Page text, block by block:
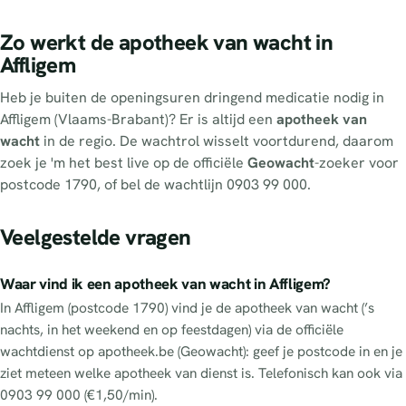
Zo werkt de apotheek van wacht in
Affligem
Heb je buiten de openingsuren dringend medicatie nodig in
Affligem (Vlaams-Brabant)? Er is altijd een apotheek van
wacht in de regio. De wachtrol wisselt voortdurend, daarom
zoek je 'm het best live op de officiële Geowacht-zoeker voor
postcode 1790, of bel de wachtlijn 0903 99 000.
Veelgestelde vragen
Waar vind ik een apotheek van wacht in Affligem?
In Affligem (postcode 1790) vind je de apotheek van wacht (’s
nachts, in het weekend en op feestdagen) via de officiële
wachtdienst op apotheek.be (Geowacht): geef je postcode in en je
ziet meteen welke apotheek van dienst is. Telefonisch kan ook via
0903 99 000 (€1,50/min).